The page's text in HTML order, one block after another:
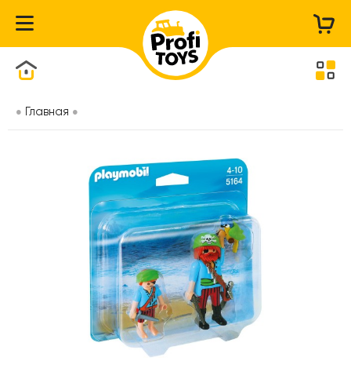
Главная
Каталог товаров